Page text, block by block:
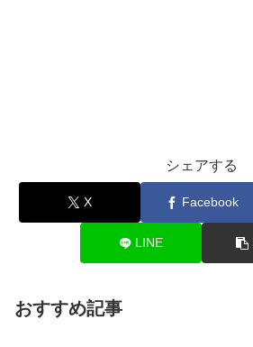
シェアする
X Facebook
LINE
おすすめ記事